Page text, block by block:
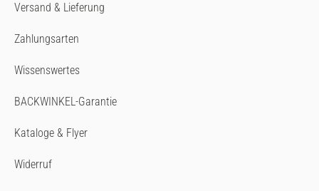
Versand & Lieferung
Zahlungsarten
Wissenswertes
BACKWINKEL-Garantie
Kataloge & Flyer
Widerruf